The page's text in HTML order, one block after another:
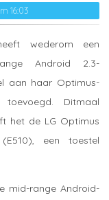
16:03
wederom een
Android 2.3-
aan haar Optimus-
toevoegd. Ditmaal
het de LG Optimus
een toestel
mid-range Android-